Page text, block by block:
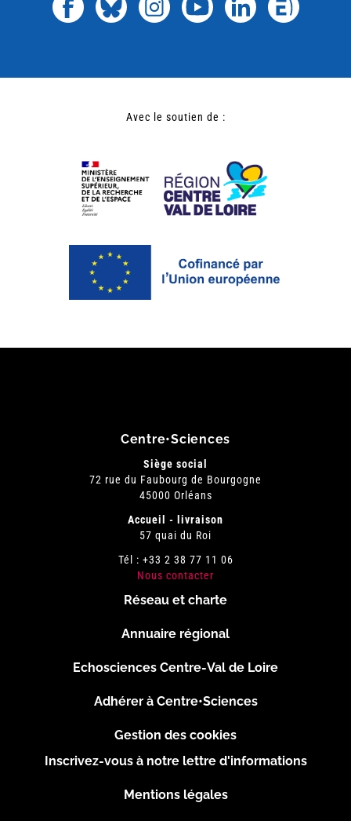
Avec le soutien de :
Centre•Sciences
Siège social
72 rue du Faubourg de Bourgogne
45000 Orléans
Accueil - livraison
57 quai du Roi
Tél : +33 2 38 77 11 06
Nous contacter
page
Réseau et charte
Annuaire régional
Echosciences Centre-Val de Loire
Adhérer à Centre•Sciences
Gestion des cookies
Inscrivez-vous à notre lettre d'informations
Mentions légales